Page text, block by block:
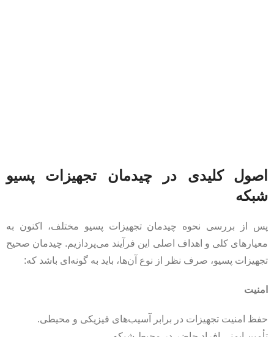
اصول کلیدی در چیدمان تجهیزات پسیو
شبکه
پس از بررسی نحوه چیدمان تجهیزات پسیو مختلف، اکنون به
معیارهای کلی و اهداف اصلی این فرآیند می‌پردازیم. چیدمان صحیح
تجهیزات پسیو، صرف نظر از نوع آن‌ها، باید به گونه‌ای باشد که:
امنیت
حفظ امنیت تجهیزات در برابر آسیب‌های فیزیکی و محیطی.